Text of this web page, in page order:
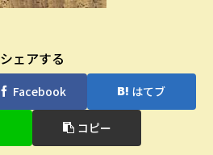
シェアする
Facebook はてブ
コピー